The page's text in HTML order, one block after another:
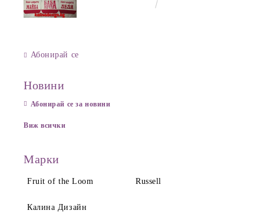
Абонирай се
Новини
Абонирай се за новини
Виж всички
Марки
Fruit of the Loom Russell
Калина Дизайн